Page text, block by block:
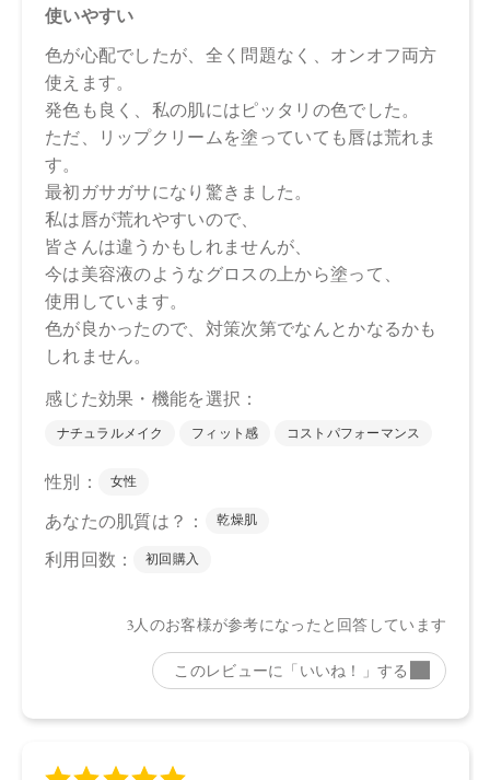
／カプリン酸）グリセリル、ダイマージリノール酸（フィト
ステリル／イソステアリル／セチル／ステアリル／ベヘニ
ル）、ヒマワリ種子ロウ、スクワラン、ダイマージリノール
酸水添ヒマシ油、シリカ、キャンデリラロウエキス、キャン
デリラロウ炭化水素、セスキイソステアリン酸ソルビタン、
オプンチアフィクスインジカ種子油、ホホバ種子油、ローズ
マリー葉油、オリーブ果実油、カニナバラ果実油、ラベンダ
ー油、ベルガモット果皮油、ニオイテンジクアオイ油、アオ
モジ果実油、イランイラン花油、ミツロウ、トコフェロー
ル、水酸化Al、マイカ、酸化鉄、酸化チタン、赤202、黄4
【原産国】
日本
店舗でお問い合わせの際には、下記品番をお伝え下さい。
15：4571649065515
CosmeKitchen 2025/4/18
Biople 2025/4/18
※店舗での取り扱いや詳しい在庫状況につきましては、各店
※発売日は予告なく変更する可能性がございます。予めご了
商品によっては、お届けまで１～２週間かかる場合がござい